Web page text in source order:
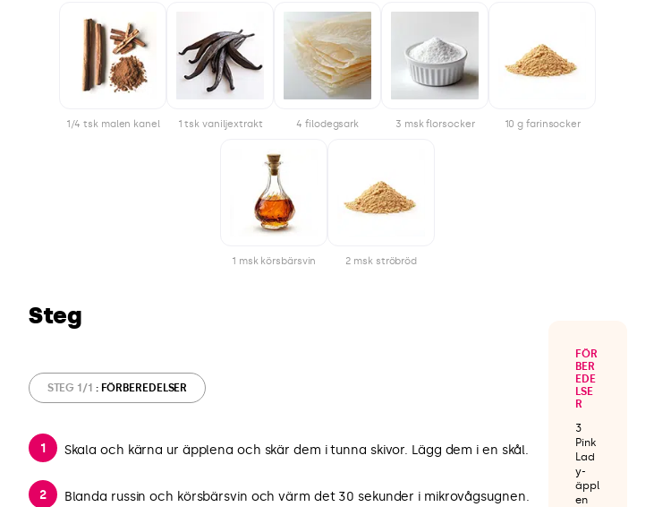
1/4 tsk malen kanel 1 tsk vaniljextrakt 4 filodegsark 3 msk florsocker 10 g farinsocker
1 msk körsbärsvin 2 msk ströbröd
Steg
STEG 1/1 : FÖRBEREDELSER
Skala och kärna ur äpplena och skär dem i tunna skivor. Lägg dem i en skål.
Blanda russin och körsbärsvin och värm det 30 sekunder i mikrovågsugnen.
FÖR
BER
EDE
LSE
R
3
Pink
Lad
y-
äppl
en